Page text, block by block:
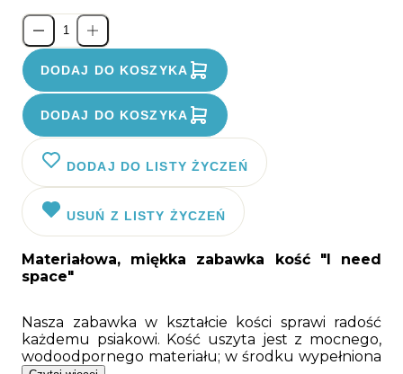
DODAJ DO KOSZYKA
DODAJ DO KOSZYKA
DODAJ DO LISTY ŻYCZEŃ
USUŃ Z LISTY ŻYCZEŃ
Materiałowa, miękka zabawka kość "I need
space"
Nasza zabawka w kształcie kości sprawi radość
każdemu psiakowi. Kość uszyta jest z mocnego,
wodoodpornego materiału; w środku wypełniona